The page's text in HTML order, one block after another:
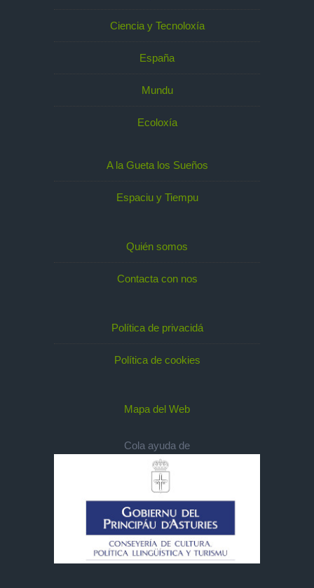
Ciencia y Tecnoloxía
España
Mundu
Ecoloxía
A la Gueta los Sueños
Espaciu y Tiempu
Quién somos
Contacta con nos
Política de privacidá
Política de cookies
Mapa del Web
Cola ayuda de